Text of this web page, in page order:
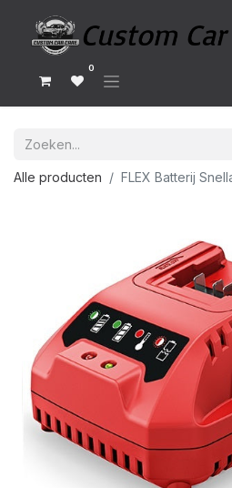
0
Alle producten FLEX Batterij